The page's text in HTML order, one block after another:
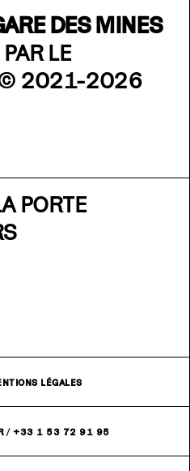
DES MINES
LE
2021-2026
PORTE
LÉGALES
/ +33 1 53 72 91 95